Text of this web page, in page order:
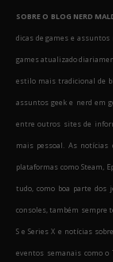
SOBRE O BLOG NERD
dicas de games e assuntos
games atualizado
estilo mais tradicional de
assuntos geek e nerd em
entre outros sites de
mais pessoal. As notícias
plataformas como Steam,
tudo, como boa parte dos
consoles, também sempre
S e Series X e notícias
eventos semanais como o